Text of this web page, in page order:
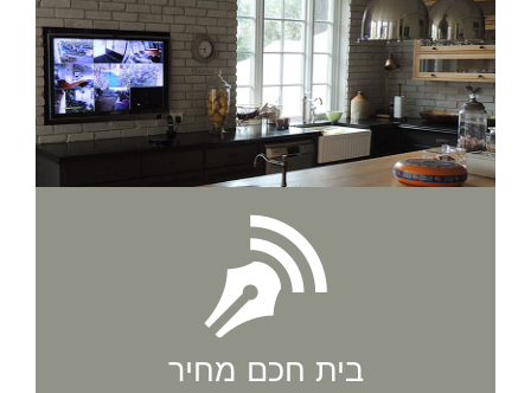
בית חכם מחיר